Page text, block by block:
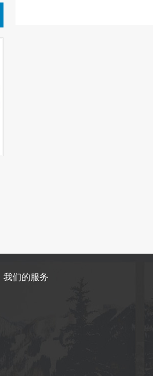
我们的服务